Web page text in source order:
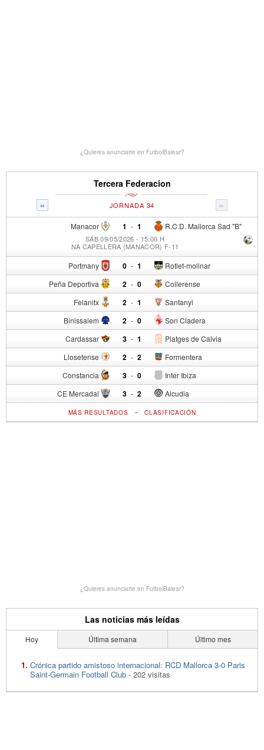
¿Quieres anunciarte en FutbolBalear?
Tercera Federacion
« »
JORNADA 34
Manacor 1 - R.C.D. Mallorca Sad "B"
1
SÁB 09/05/2026 - 15:00 H
NA CAPELLERA (MANACOR) F-11
Portmany 0 - Rotlet-molinar
1
Peña Deportiva 2 - Collerense
0
Felanitx 2 - Santanyi
1
Binissalem 2 - Son Cladera
0
Cardassar 3 - Platges de Calvia
1
Llosetense 2 - Formentera
2
Constancia 3 - Inter Ibiza
0
CE Mercadal 3 - Alcudia
2
MÁS RESULTADOS -CLASIFICACIÓN
¿Quieres anunciarte en FutbolBalear?
Las noticias más leídas
Hoy Última semana Último mes
Crónica partido amistoso internacional: RCD Mallorca 3-0 Paris
Saint-Germain Football Club - 202 visitas